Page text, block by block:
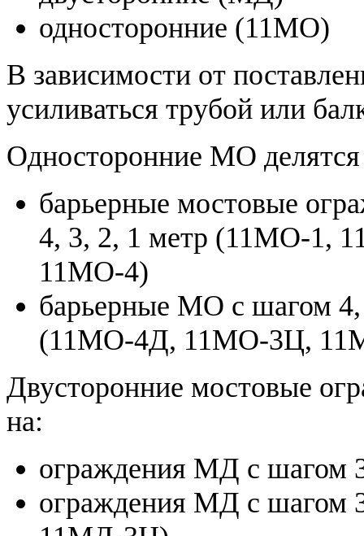
односторонние (11МО)
В зависимости от
усиливаться трубой или
Односторонние МО
барьерные мостовые
4, 3, 2, 1 метр (11МО-1,
11МО-4)
барьерные МО с шагом 4,
(11МО-4Д, 11МО-3Ц,
Двусторонние мостовые
на:
ограждения МД с
ограждения МД с шагом